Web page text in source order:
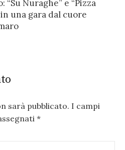
“Su Nuraghe” e “Pizza
una gara dal cuore
sarà pubblicato. I campi
*